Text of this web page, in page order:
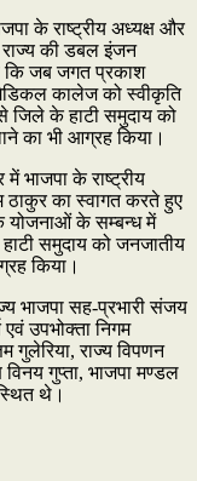
के राष्ट्रीय अध्यक्ष और
की डबल इंजन
कि जब जगत प्रकाश
कालेज को स्वीकृति
जिले के हाटी समुदाय को
का भी आग्रह किया।
भाजपा के राष्ट्रीय
का स्वागत करते हुए
योजनाओं के सम्बन्ध में
हाटी समुदाय को जनजातीय
किया।
भाजपा सह-प्रभारी संजय
उपभोक्ता निगम
गुलेरिया, राज्य विपणन
विनय गुप्ता, भाजपा मण्डल
थे।